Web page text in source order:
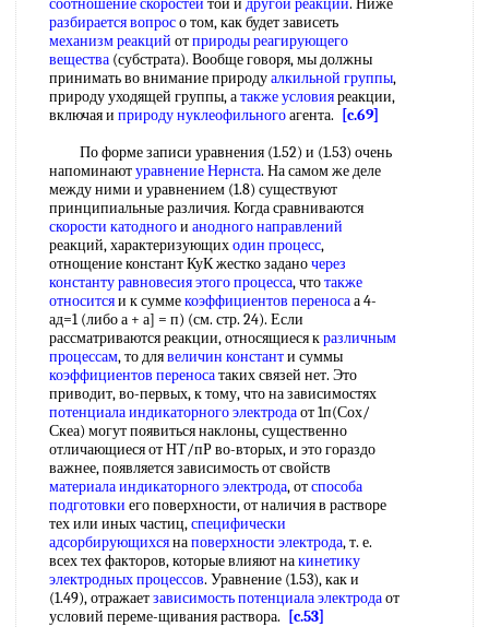
соотношение скоростей той и другой реакций. Ниже
разбирается вопросо том, как будет зависеть
механизм реакций отприроды реагирующего
вещества (субстрата). Вообще говоря, мы должны
принимать во внимание природуалкильной группы,
природу уходящей группы, атакже условияреакции,
включая и природу нуклеофильногоагента.
[c.69]
По форме записи уравнения (1.52) и (1.53) очень
напоминаютуравнение Нернста. На самом же деле
между ними и уравнением (1.8) существуют
принципиальные различия. Когда сравниваются
скорости катодногои анодного направлений
реакций, характеризующиходин процесс,
отнощение констант КуК жестко заданочерез
константу равновесияэтого процесса, чтотакже
относитсяи к суммекоэффициентов переносаа 4-
ад=1 (либо а + а] = п) (см. стр. 24). Если
рассматриваются реакции, относящиеся кразличным
процессам, то длявеличин константи суммы
коэффициентов переносатаких связей нет. Это
приводит, во-первых, к тому, что на зависимостях
потенциала индикаторного электродаот 1п(Сох/
Скеа) могут появиться наклоны, существенно
отличающиеся от НТ/пР во-вторых, и это гораздо
важнее, появляется зависимость от свойств
материала индикаторного электрода, отспособа
подготовки его поверхности, от наличия в растворе
тех или иных частиц,специфически
адсорбирующихсянаповерхности электрода, т. е.
всех тех факторов, которые влияют накинетику
электродных процессов. Уравнение (1.53), как и
(1.49), отражаетзависимость потенциала электродаот
условий переме-щивания раствора.
[c.53]